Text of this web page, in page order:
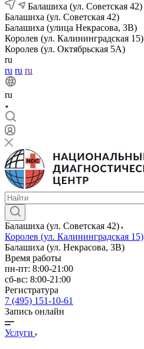
Балашиха (ул. Советская 42)
Балашиха (ул. Советская 42)
Балашиха (улица Некрасова, 3В)
Королев (ул. Калининградская 15)
Королев (ул. Октябрьская 5А)
ru
ru ru ru
ru
Балашиха (ул. Советская 42)
Королев (ул. Калининградская 15)
Балашиха (ул. Некрасова, 3В)
Время работы
пн-пт: 8:00-21:00
сб-вс: 8:00-21:00
Регистратура
7 (495) 151-10-61
Запись онлайн
Услуги